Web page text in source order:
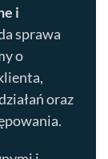
i
sprawa
o
oraz